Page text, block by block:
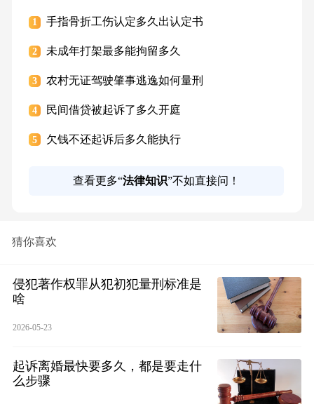
1 手指骨折工伤认定多久出认定书
2 未成年打架最多能拘留多久
3 农村无证驾驶肇事逃逸如何量刑
4 民间借贷被起诉了多久开庭
5 欠钱不还起诉后多久能执行
查看更多“法律知识”不如直接问！
猜你喜欢
侵犯著作权罪从犯初犯量刑标准是
啥
2026-05-23
起诉离婚最快要多久，都是要走什
么步骤